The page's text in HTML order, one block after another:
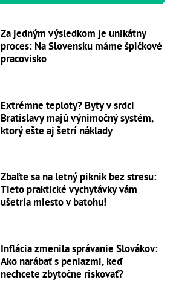
Za jedným výsledkom je unikátny
proces: Na Slovensku máme špičkové
pracovisko
Extrémne teploty? Byty v srdci
Bratislavy majú výnimočný systém,
ktorý ešte aj šetrí náklady
Zbaľte sa na letný piknik bez stresu:
Tieto praktické vychytávky vám
ušetria miesto v batohu!
Inflácia zmenila správanie Slovákov:
Ako narábať s peniazmi, keď
nechcete zbytočne riskovať?